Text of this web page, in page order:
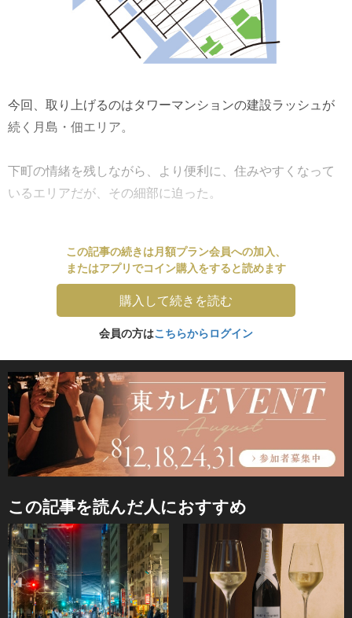
今回、取り上げるのはタワーマンションの建設ラッシュが
続く月島・佃エリア。
下町の情緒を残しながら、より便利に、住みやすくなって
いるエリアだが、その細部に迫った。
この記事の続きは月額プラン会員への加入、
またはアプリでコイン購入をすると読めます
購入して続きを読む
会員の方はこちらからログイン
この記事を読んだ人におすすめ